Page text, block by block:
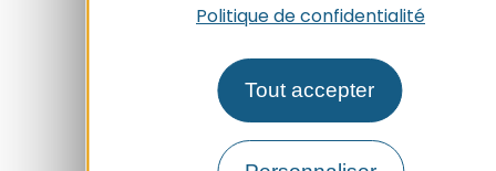
Politique de confidentialité
Tout accepter